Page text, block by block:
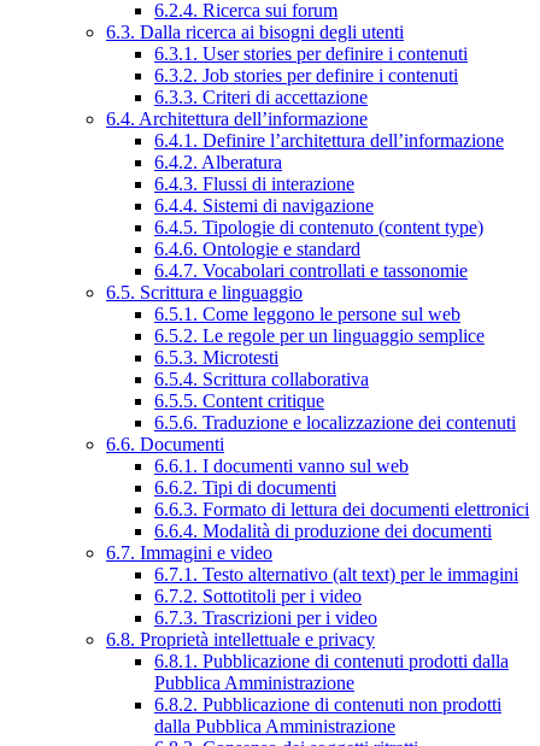
6.2.4. Ricerca sui forum
6.3. Dalla ricerca ai bisogni degli utenti
6.3.1. User stories per definire i contenuti
6.3.2. Job stories per definire i contenuti
6.3.3. Criteri di accettazione
6.4. Architettura dell’informazione
6.4.1. Definire l’architettura dell’informazione
6.4.2. Alberatura
6.4.3. Flussi di interazione
6.4.4. Sistemi di navigazione
6.4.5. Tipologie di contenuto (content type)
6.4.6. Ontologie e standard
6.4.7. Vocabolari controllati e tassonomie
6.5. Scrittura e linguaggio
6.5.1. Come leggono le persone sul web
6.5.2. Le regole per un linguaggio semplice
6.5.3. Microtesti
6.5.4. Scrittura collaborativa
6.5.5. Content critique
6.5.6. Traduzione e localizzazione dei contenuti
6.6. Documenti
6.6.1. I documenti vanno sul web
6.6.2. Tipi di documenti
6.6.3. Formato di lettura dei documenti elettronici
6.6.4. Modalità di produzione dei documenti
6.7. Immagini e video
6.7.1. Testo alternativo (alt text) per le immagini
6.7.2. Sottotitoli per i video
6.7.3. Trascrizioni per i video
6.8. Proprietà intellettuale e privacy
6.8.1. Pubblicazione di contenuti prodotti dalla
Pubblica Amministrazione
6.8.2. Pubblicazione di contenuti non prodotti
dalla Pubblica Amministrazione